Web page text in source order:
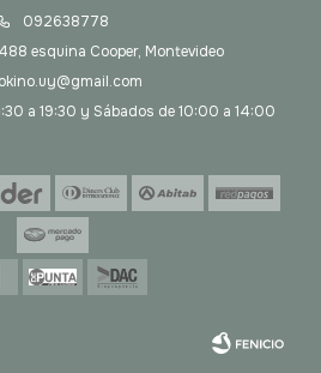
092638778
esquina Cooper, Montevideo
a 19:30 y Sábados de 10:00 a 14:00